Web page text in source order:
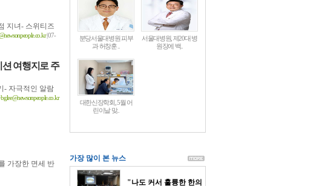
지녀- 스위티즈
| 07-
션 여행지로 주
- 자극적인 알람
가장한 면세 반
분당서울대병원 피부
과 허창훈 ..
서울대병원, 제20대 병
원장에 백..
대한신장학회, 5월 어
린이날 맞..
가장 많이 본 뉴스
"나도 커서 훌륭한 한의